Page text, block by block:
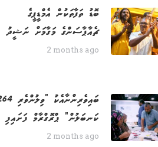
ބޮޑު ތަފާތަކުން އެމްޑީޕީގެ
ޗެއާޕާސަންގެ މަގާމަށް ނަޝީދު
2 months ago
264
ކަނބަލުން" ޕްރޮގްރާމް ފަށައިފި
2 months ago